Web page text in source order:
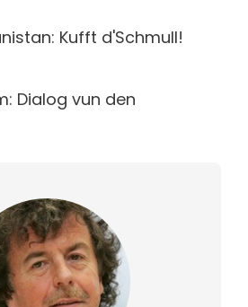
Kufft d'Schmull!
Dialog vun den